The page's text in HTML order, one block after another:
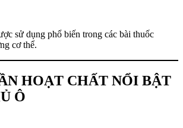
sử dụng phổ biến trong các bài thuốc
cơ thể.
HOẠT CHẤT NỔI BẬT
Ô